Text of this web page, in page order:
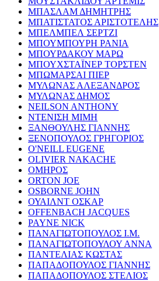
ΜΠΑΣΛΑΜ ΔΗΜΗΤΡΗΣ
ΜΠΑΤΙΣΤΑΤΟΣ ΑΡΙΣΤΟΤΕΛΗΣ
ΜΠΕΛΜΠΕΛ ΣΕΡΤΖΙ
ΜΠΟΥΜΠΟΥΡΗ ΡΑΝΙΑ
ΜΠΟΥΡΔΑΚΟΥ ΜΑΡΩ
ΜΠΟΥΧΣΤΑΪΝΕΡ ΤΟΡΣΤΕΝ
ΜΠΩΜΑΡΣΑΙ ΠΙΕΡ
ΜΥΛΩΝΑΣ ΑΛΕΞΑΝΔΡΟΣ
ΜΥΛΩΝΑΣ ΔΗΜΟΣ
NEILSON ANTHONY
ΝΤΕΝΙΣΗ ΜΙΜΗ
ΞΑΝΘΟΥΛΗΣ ΓΙΑΝΝΗΣ
ΞΕΝΟΠΟΥΛΟΣ ΓΡΗΓΟΡΙΟΣ
O'NEILL EUGENE
OLIVIER NAKACHE
ΟΜΗΡΟΣ
ORTON JOE
OSBORNE JOHN
ΟΥΑΙΛΝΤ ΟΣΚΑΡ
OFFENBACH JACQUES
PAYNE NICK
ΠΑΝΑΓΙΩΤΟΠΟΥΛΟΣ Ι.Μ.
ΠΑΝΑΓΙΩΤΟΠΟΥΛΟΥ ΑΝΝΑ
ΠΑΝΤΕΛΙΑΣ ΚΩΣΤΑΣ
ΠΑΠΑΔΟΠΟΥΛΟΣ ΓΙΑΝΝΗΣ
ΠΑΠΑΔΟΠΟΥΛΟΣ ΣΤΕΛΙΟΣ